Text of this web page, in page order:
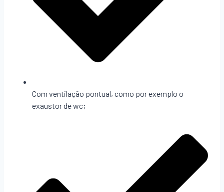
Com ventilação pontual, como por exemplo o
exaustor de wc;